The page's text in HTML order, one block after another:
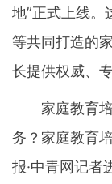
地”正式上线。
等共同打造的
长提供权威、
家庭教育培
务？家庭教育
报·中青网记者